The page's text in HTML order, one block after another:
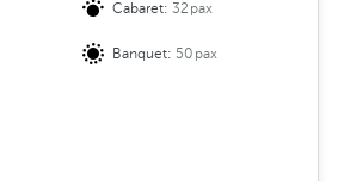
Cabaret:32pax
Banquet: 50pax